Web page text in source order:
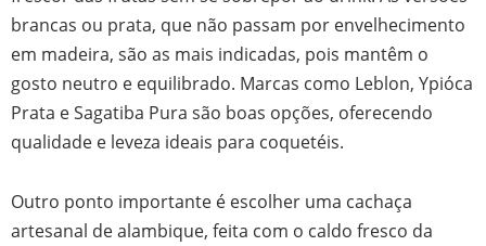
brancas ou prata, que não passam por envelhecimento
em madeira, são as mais indicadas, pois mantêm o
gosto neutro e equilibrado. Marcas como Leblon, Ypióca
Prata e Sagatiba Pura são boas opções, oferecendo
qualidade e leveza ideais para coquetéis.
Outro ponto importante é escolher uma cachaça
artesanal de alambique, feita com o caldo fresco da